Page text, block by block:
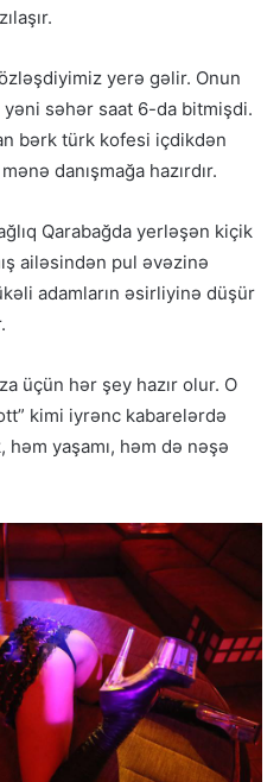
yerə gəlir. Onun
səhər saat 6-da bitmişdi.
bərk türk kofesi içdikdən
danışmağa hazırdır.
Qarabağda yerləşən kiçik
ailəsindən pul əvəzinə
adamların əsirliyinə düşür
üçün hər şey hazır olur. O
kimi iyrənc kabarelərdə
yaşamı, həm də nəşə